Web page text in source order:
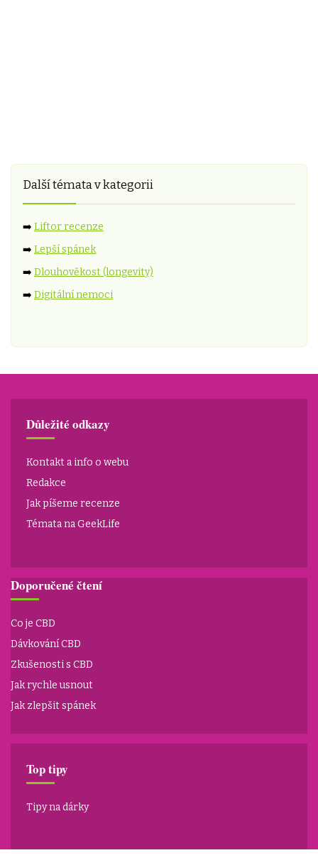
Další témata v kategorii
➡️ Liftor recenze
➡️ Lepší spánek
➡️ Dlouhověkost (longevity)
➡️ Digitální nemoci
Důležité odkazy
Kontakt a info o webu
Redakce
Jak píšeme recenze
Témata na GeekLife
Doporučené čtení
Co je CBD
Dávkování CBD
Zkušenosti s CBD
Jak rychle usnout
Jak zlepšit spánek
Top tipy
Tipy na dárky